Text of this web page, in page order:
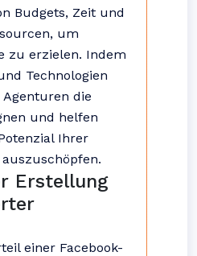
Budgets, Zeit und
um
zu erzielen. Indem
Technologien
die
und helfen
Ihrer
Erstellung
einer Facebook-